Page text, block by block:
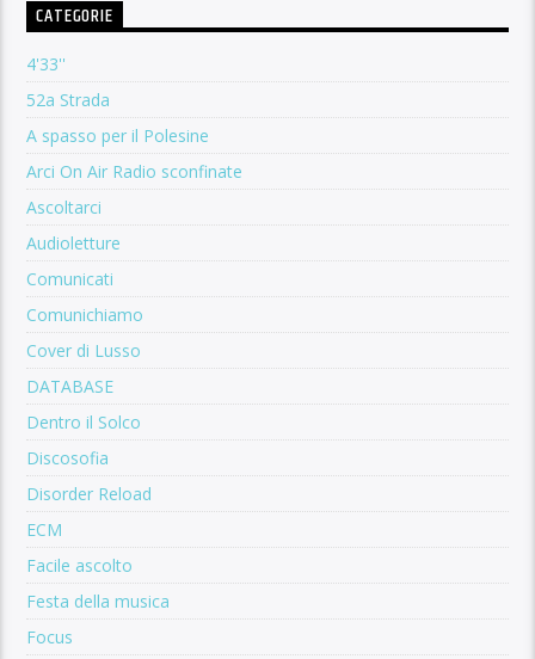
CATEGORIE
4'33''
52a Strada
A spasso per il Polesine
Arci On Air Radio sconfinate
Ascoltarci
Audioletture
Comunicati
Comunichiamo
Cover di Lusso
DATABASE
Dentro il Solco
Discosofia
Disorder Reload
ECM
Facile ascolto
Festa della musica
Focus